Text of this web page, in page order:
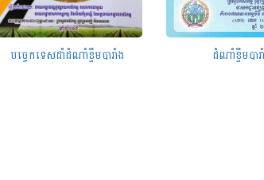
បច្ចេកទេសដាំដំណាំខ្ទឹមបារាំង ដំណាំខ្ទឹមបារ